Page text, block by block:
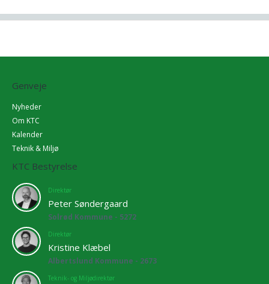
Genveje
Nyheder
Om KTC
Kalender
Teknik & Miljø
KTC Bestyrelse
Direktør
Peter Søndergaard
Solrød Kommune - 5272
Direktør
Kristine Klæbel
Albertslund Kommune - 2673
Teknik- og Miljødirektør